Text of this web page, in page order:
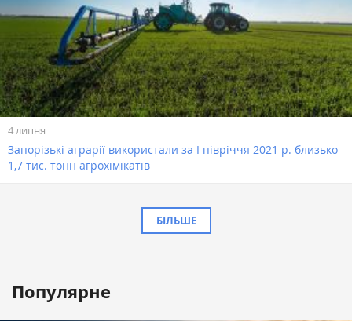
4 липня
Запорізькі аграрії використали за І півріччя 2021 р. близько
1,7 тис. тонн агрохімікатів
БІЛЬШЕ
Популярне